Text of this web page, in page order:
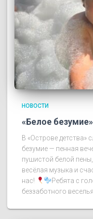
НОВОСТИ
«Белое безумие»
В «Острове детства»
безумие — пенная
пушистой белой
весёлая музыка и
нас!
Ребята с
беззаботного